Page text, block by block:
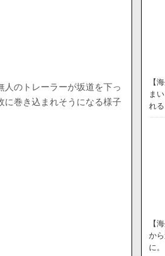
のトレーラーが坂道を下っ
に巻き込まれそうになる様子
【
ま
れる
【
か
に。